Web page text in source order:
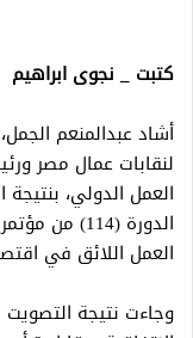
كتبت _ نجوى ابراهيم
أشاد عبدالمنعم
لنقابات عمال مصر
العمل الدولي،
العمل اللائق في اقتصاد